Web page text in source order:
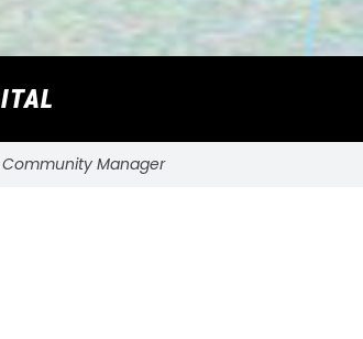
Manager